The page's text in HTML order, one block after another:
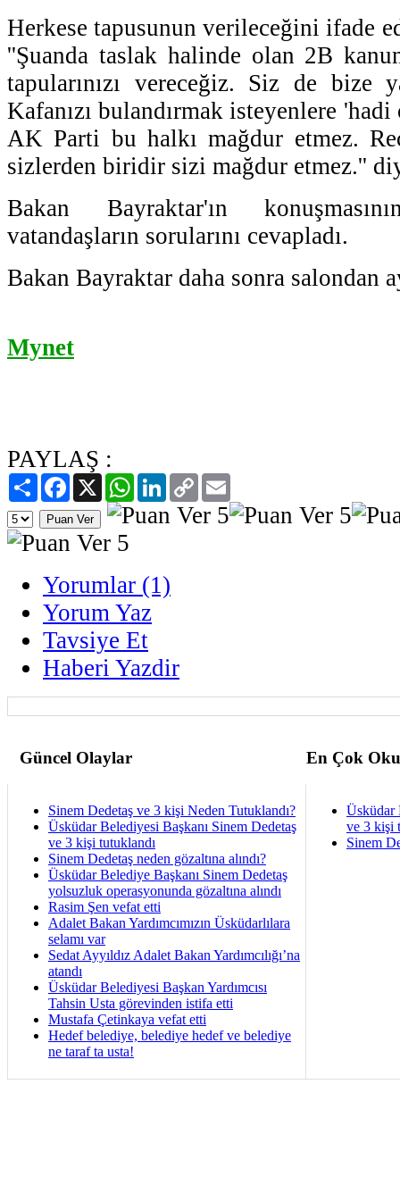
Herkese tapusunun verileceğini ifade
''Şuanda taslak halinde olan 2B
tapularınızı vereceğiz. Siz de bize
Kafanızı bulandırmak isteyenlere
AK Parti bu halkı mağdur etmez.
sizlerden biridir sizi mağdur etmez.''
Bakan Bayraktar'ın
vatandaşların sorularını cevapladı.
Bakan Bayraktar daha sonra salondan
Mynet
PAYLAŞ :
PaylaşFacebook
X WhatsAppLinkedIn
Copy
Link
Yorumlar (1)
Yorum Yaz
Tavsiye Et
Haberi Yazdir
Güncel Olaylar En Çok
Sinem Dedetaş ve 3 kişi Neden Tutuklandı?
Üsküdar Belediyesi Başkanı Sinem Dedetaş
ve 3 kişi tutuklandı
Sinem Dedetaş neden gözaltına alındı?
Üsküdar Belediye Başkanı Sinem Dedetaş
yolsuzluk operasyonunda gözaltına alındı
Rasim Şen vefat etti
Adalet Bakan Yardımcımızın Üsküdarlılara
selamı var
Sedat Ayyıldız Adalet Bakan Yardımcılığı’na
atandı
Üsküdar Belediyesi Başkan Yardımcısı
Tahsin Usta görevinden istifa etti
Mustafa Çetinkaya vefat etti
Hedef belediye, belediye hedef ve belediye
ne taraf ta usta!
Üsküdar
ve 3 kişi
Sinem